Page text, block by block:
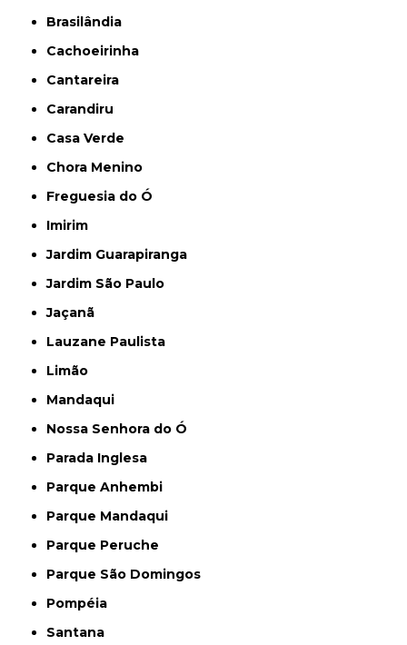
Brasilândia
Cachoeirinha
Cantareira
Carandiru
Casa Verde
Chora Menino
Freguesia do Ó
Imirim
Jardim Guarapiranga
Jardim São Paulo
Jaçanã
Lauzane Paulista
Limão
Mandaqui
Nossa Senhora do Ó
Parada Inglesa
Parque Anhembi
Parque Mandaqui
Parque Peruche
Parque São Domingos
Pompéia
Santana